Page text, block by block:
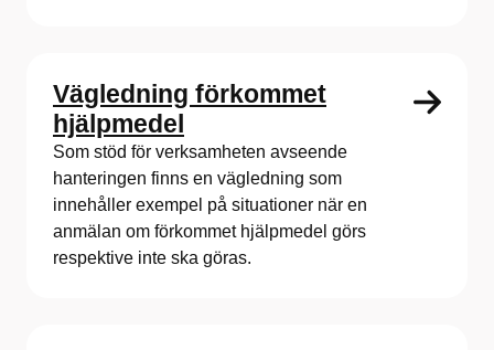
Vägledning förkommet
hjälpmedel
Som stöd för verksamheten avseende
hanteringen finns en vägledning som
innehåller exempel på situationer när en
anmälan om förkommet hjälpmedel görs
respektive inte ska göras.